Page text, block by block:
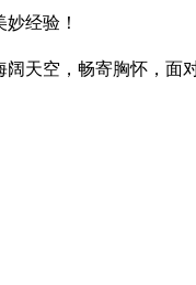
经验！
阔天空，畅寄胸怀，面